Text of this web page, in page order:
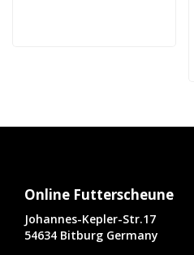
Online Futterscheune
Johannes-Kepler-Str.17
54634 Bitburg Germany